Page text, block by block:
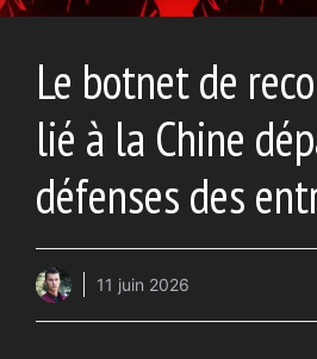
Le botnet de
lié à la Chine
défenses des
11 juin 2026